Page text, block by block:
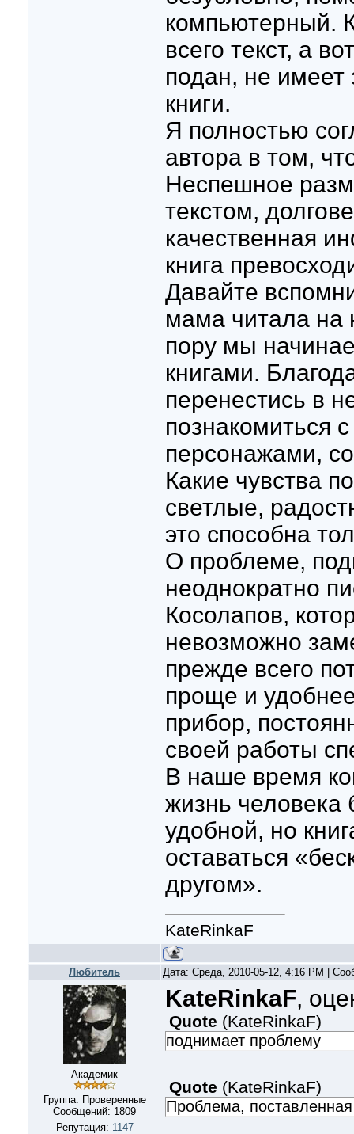
компьютерный.
всего текст, а
подан, не имеет
книги.
Я полностью
автора в том,
Неспешное
текстом,
качественная
книга
Давайте
мама читала на
пору мы
книгами.
перенестись в
познакомиться
персонажами,
Какие чувства
светлые,
это способна
О проблеме,
неоднократно
Косолапов,
невозможно
прежде всего
проще и
прибор,
своей работы
В наше время
жизнь человека
удобной, но
оставаться
другом».
KateRinkaF
Любитель Дата: Среда, 2010-05-12, 4:16 PM |
Академик
Группа: Проверенные
Сообщений: 1809
Репутация: 1147
KateRinkaF,
Quote (KateRinkaF)
поднимает проблему
Quote (KateRinkaF)
Проблема, поставленная